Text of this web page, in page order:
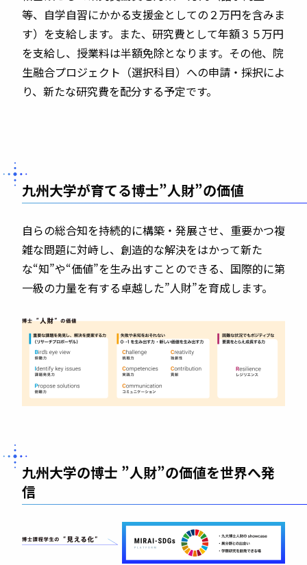
等、自学自習にかかる支援金としての２万円を含みま
す）を支給します。また、研究費として年額３５万円
を⽀給し、授業料は半額免除となります。その他、院
生融合プロジェクト（選択科目）への申請・採択によ
り、新たな研究費を配分する予定です。
九州⼤学が育てる博士”人財”の価値
⾃らの総合知を持続的に構築・発展させ、重要かつ複
雑な問題に対峙し、創造的な解決をはかって新た
な“知”や“価値”を⽣み出すことのできる、国際的に第
⼀級の⼒量を有する卓越した”⼈財”を育成します。
九州⼤学の博士 ”人財”の価値を世界へ発
信